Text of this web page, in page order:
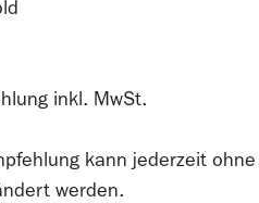
inkl. MwSt.
kann jederzeit ohne
werden.